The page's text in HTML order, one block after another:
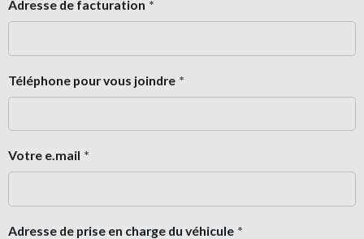
Adresse de facturation
Téléphone pour vous joindre
Votre e.mail
Adresse de prise en charge du véhicule